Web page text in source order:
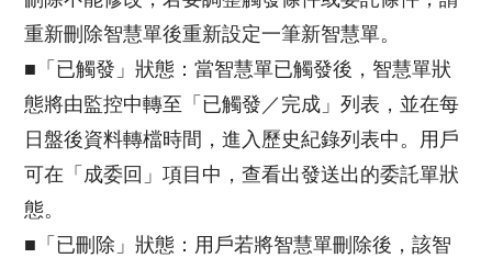
重新刪除智慧單後重新設定一筆新智慧單。
■「已觸發」狀態：當智慧單已觸發後，智慧單狀
態將由監控中轉至「已觸發／完成」列表，並在每
日盤後資料轉檔時間，進入歷史紀錄列表中。用戶
可在「成委回」項目中，查看出發送出的委託單狀
態。
■「已刪除」狀態：用戶若將智慧單刪除後，該智